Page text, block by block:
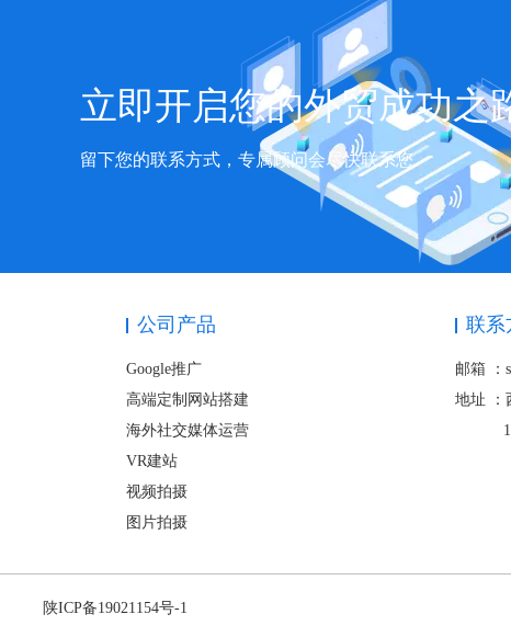
立即开启您的外贸成功之
留下您的联系方式，专属顾问会尽快联系您
公司产品
Google推广
高端定制网站搭建
海外社交媒体运营
VR建站
视频拍摄
图片拍摄
联系
邮箱 ：
地址 ：
陕ICP备19021154号-1